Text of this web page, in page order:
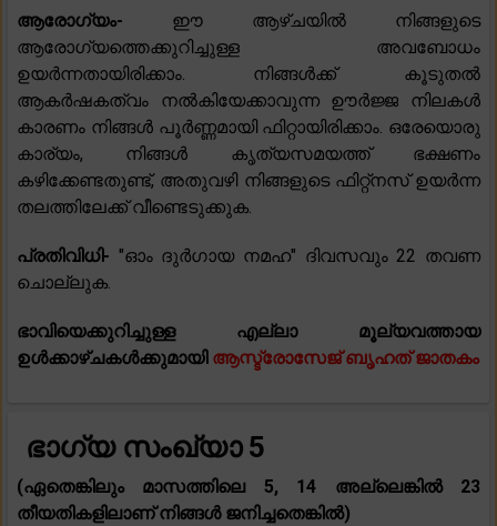
ആരോഗ്യം- ഈ ആഴ്ചയിൽ നിങ്ങളുടെ
ആരോഗ്യത്തെക്കുറിച്ചുള്ള അവബോധം
ഉയർന്നതായിരിക്കാം. നിങ്ങൾക്ക് കൂടുതൽ
ആകർഷകത്വം നൽകിയേക്കാവുന്ന ഊർജ്ജ നിലകൾ
കാരണം നിങ്ങൾ പൂർണ്ണമായി ഫിറ്റായിരിക്കാം. ഒരേയൊരു
കാര്യം, നിങ്ങൾ കൃത്യസമയത്ത് ഭക്ഷണം
കഴിക്കേണ്ടതുണ്ട്, അതുവഴി നിങ്ങളുടെ ഫിറ്റ്നസ് ഉയർന്ന
തലത്തിലേക്ക് വീണ്ടെടുക്കുക.
പ്രതിവിധി- "ഓം ദുർഗായ നമഹ" ദിവസവും 22 തവണ
ചൊല്ലുക.
ഭാവിയെക്കുറിച്ചുള്ള എല്ലാ മൂല്യവത്തായ
ഉൾക്കാഴ്ചകൾക്കുമായി ആസ്ട്രോസേജ് ബൃഹത് ജാതകം
ഭാഗ്യ സംഖ്യാ 5
(ഏതെങ്കിലും മാസത്തിലെ 5, 14 അല്ലെങ്കിൽ 23
തീയതികളിലാണ് നിങ്ങൾ ജനിച്ചതെങ്കിൽ)